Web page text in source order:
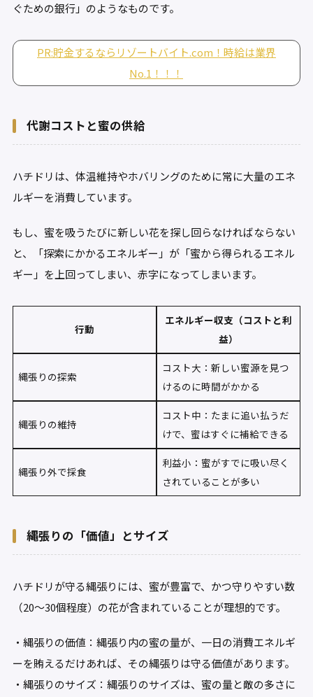
ぐための銀行」のようなものです。
PR:貯金するならリゾートバイト.com！時給は業界
No.1！！！
代謝コストと蜜の供給
ハチドリは、体温維持やホバリングのために常に大量のエネ
ルギーを消費しています。
もし、蜜を吸うたびに新しい花を探し回らなければならない
と、「探索にかかるエネルギー」が「蜜から得られるエネル
ギー」を上回ってしまい、赤字になってしまいます。
行動
エネルギー収支（コストと利
益）
縄張りの探索
コスト大：新しい蜜源を見つ
けるのに時間がかかる
縄張りの維持
コスト中：たまに追い払うだ
けで、蜜はすぐに補給できる
縄張り外で採食
利益小：蜜がすでに吸い尽く
されていることが多い
縄張りの「価値」とサイズ
ハチドリが守る縄張りには、蜜が豊富で、かつ守りやすい数
（20〜30個程度）の花が含まれていることが理想的です。
・縄張りの価値：縄張り内の蜜の量が、一日の消費エネルギ
ーを賄えるだけあれば、その縄張りは守る価値があります。
・縄張りのサイズ：縄張りのサイズは、蜜の量と敵の多さに